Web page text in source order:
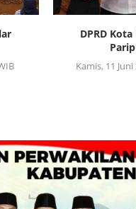
DPRD
Kamis, 11